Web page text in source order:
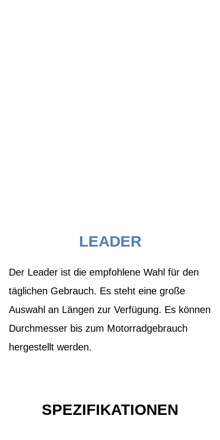
LEADER
Der Leader ist die empfohlene Wahl für den
täglichen Gebrauch. Es steht eine große
Auswahl an Längen zur Verfügung. Es können
Durchmesser bis zum Motorradgebrauch
hergestellt werden.
SPEZIFIKATIONEN